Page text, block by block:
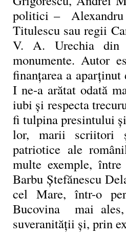
politici – Alexandru
Titulescu sau regii
V. A. Urechia din
monumente. Autor
finanțarea a
I ne-a arătat odată
iubi și respecta
fi tulpina presintului
lor, marii scriitori
patriotice ale
multe exemple,
Barbu Ștefănescu
cel Mare, într-o
Bucovina mai
suveranității și, prin